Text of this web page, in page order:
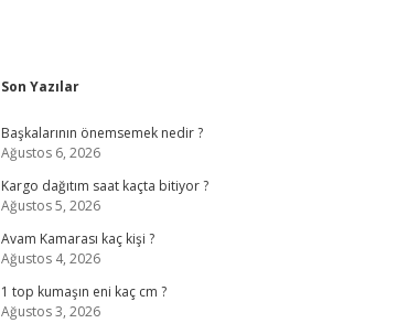
Sidebar
Son Yazılar
Başkalarının önemsemek nedir ?
Ağustos 6, 2026
Kargo dağıtım saat kaçta bitiyor ?
Ağustos 5, 2026
Avam Kamarası kaç kişi ?
Ağustos 4, 2026
1 top kumaşın eni kaç cm ?
Ağustos 3, 2026